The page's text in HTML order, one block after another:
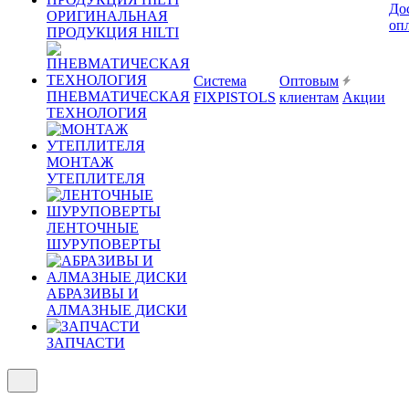
ОРИГИНАЛЬНАЯ
ПРОДУКЦИЯ HILTI
ПНЕВМАТИЧЕСКАЯ
ТЕХНОЛОГИЯ
МОНТАЖ
УТЕПЛИТЕЛЯ
ЛЕНТОЧНЫЕ
ШУРУПОВЕРТЫ
АБРАЗИВЫ И
АЛМАЗНЫЕ ДИСКИ
ЗАПЧАСТИ
Система
FIXPISTOLS
Оптовым
клиентам Акции